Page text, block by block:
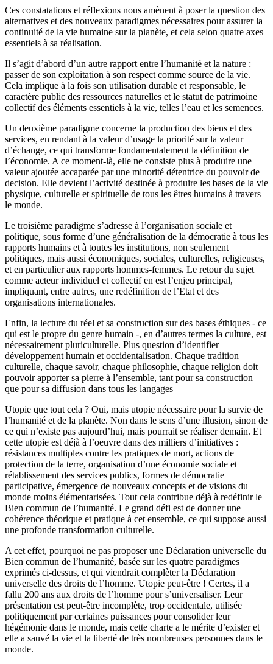
Ces constatations et réflexions nous amènent à poser la question des
alternatives et des nouveaux paradigmes nécessaires pour assurer la
continuité de la vie humaine sur la planète, et cela selon quatre axes
essentiels à sa réalisation.
Il s’agit d’abord d’un autre rapport entre l’humanité et la nature :
passer de son exploitation à son respect comme source de la vie.
Cela implique à la fois son utilisation durable et responsable, le
caractère public des ressources naturelles et le statut de patrimoine
collectif des éléments essentiels à la vie, telles l’eau et les semences.
Un deuxième paradigme concerne la production des biens et des
services, en rendant à la valeur d’usage la priorité sur la valeur
d’échange, ce qui transforme fondamentalement la définition de
l’économie. A ce moment-là, elle ne consiste plus à produire une
valeur ajoutée accaparée par une minorité détentrice du pouvoir de
decision. Elle devient l’activité destinée à produire les bases de la vie
physique, culturelle et spirituelle de tous les êtres humains à travers
le monde.
Le troisième paradigme s’adresse à l’organisation sociale et
politique, sous forme d’une généralisation de la démocratie à tous les
rapports humains et à toutes les institutions, non seulement
politiques, mais aussi économiques, sociales, culturelles, religieuses,
et en particulier aux rapports hommes-femmes. Le retour du sujet
comme acteur individuel et collectif en est l’enjeu principal,
impliquant, entre autres, une redéfinition de l’Etat et des
organisations internationales.
Enfin, la lecture du réel et sa construction sur des bases éthiques - ce
qui est le propre du genre humain -, en d’autres termes la culture, est
nécessairement pluriculturelle. Plus question d’identifier
développement humain et occidentalisation. Chaque tradition
culturelle, chaque savoir, chaque philosophie, chaque religion doit
pouvoir apporter sa pierre à l’ensemble, tant pour sa construction
que pour sa diffusion dans tous les langages
Utopie que tout cela ? Oui, mais utopie nécessaire pour la survie de
l’humanité et de la planète. Non dans le sens d’une illusion, sinon de
ce qui n’existe pas aujourd’hui, mais pourrait se réaliser demain. Et
cette utopie est déjà à l’oeuvre dans des milliers d’initiatives :
résistances multiples contre les pratiques de mort, actions de
protection de la terre, organisation d’une économie sociale et
rétablissement des services publics, formes de démocratie
participative, émergence de nouveaux concepts et de visions du
monde moins élémentarisées. Tout cela contribue déjà à redéfinir le
Bien commun de l’humanité. Le grand défi est de donner une
cohérence théorique et pratique à cet ensemble, ce qui suppose aussi
une profonde transformation culturelle.
A cet effet, pourquoi ne pas proposer une Déclaration universelle du
Bien commun de l’humanité, basée sur les quatre paradigmes
exprimés ci-dessus, et qui viendrait complèter la Déclaration
universelle des droits de l’homme. Utopie peut-être ! Certes, il a
fallu 200 ans aux droits de l’homme pour s’universaliser. Leur
présentation est peut-être incomplète, trop occidentale, utilisée
politiquement par certaines puissances pour consolider leur
hégémonie dans le monde, mais cette charte a le mérite d’exister et
elle a sauvé la vie et la liberté de très nombreuses personnes dans le
monde.